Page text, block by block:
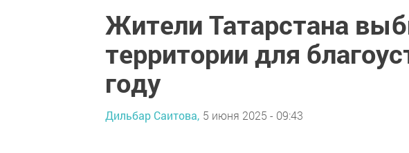
Жители Татарстана
территории для
году
Дильбар Саитова, 5 июня 2025 - 09:43